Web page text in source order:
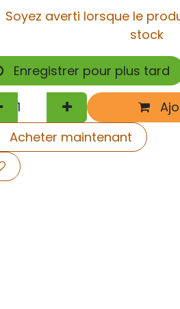
Soyez averti lorsque le
stock
Enregistrer pour plus tard
Acheter maintenant